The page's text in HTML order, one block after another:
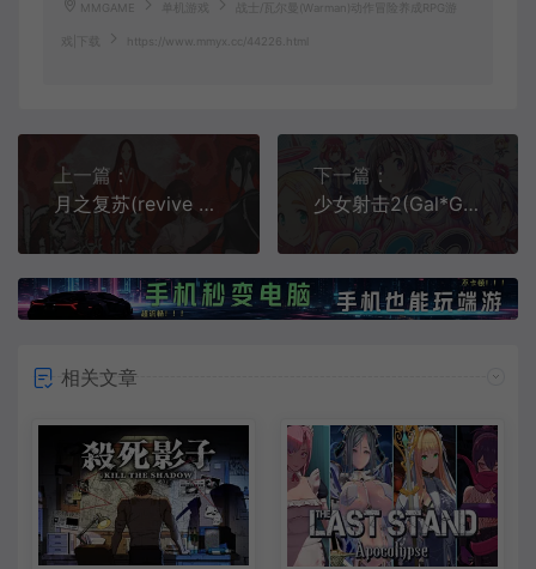
MMGAME 战士/瓦尔曼(Warman)动作冒险养成RPG游
https://www.mmyx.cc/44226.html
上一篇：
月之复苏(revive of the moon)简中|PC|ACT|僵尸恐怖动作游戏
下一篇：
少女射击2(Gal*Gun 2)简中|PC|FPS|卡通美少女动作射击游戏
相关文章